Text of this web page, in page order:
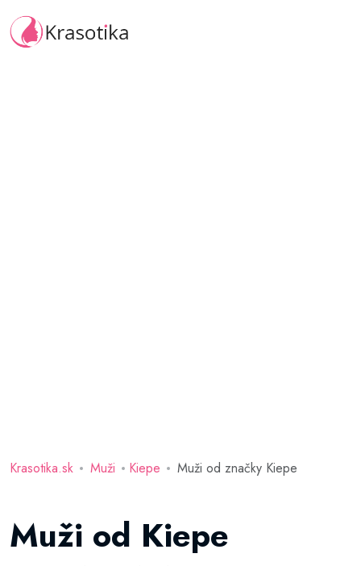
Krasotika.sk Muži Kiepe Muži od značky Kiepe
Muži od Kiepe